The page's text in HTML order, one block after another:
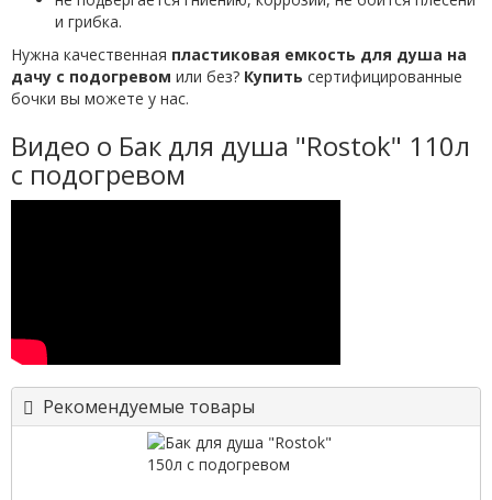
и грибка.
Нужна качественная пластиковая емкость для душа на
дачу с подогревом или без? Купить сертифицированные
бочки вы можете у нас.
Видео о Бак для душа "Rostok" 110л
с подогревом
Рекомендуемые товары